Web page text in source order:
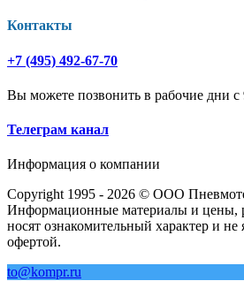
Контакты
+7 (495) 492-67-70
Вы можете позвонить в рабочие дни с
Телеграм канал
Информация о компании
Copyright 1995 - 2026 © ООО
Информационные материалы и цены,
носят ознакомительный характер и
офертой.
to@kompr.ru